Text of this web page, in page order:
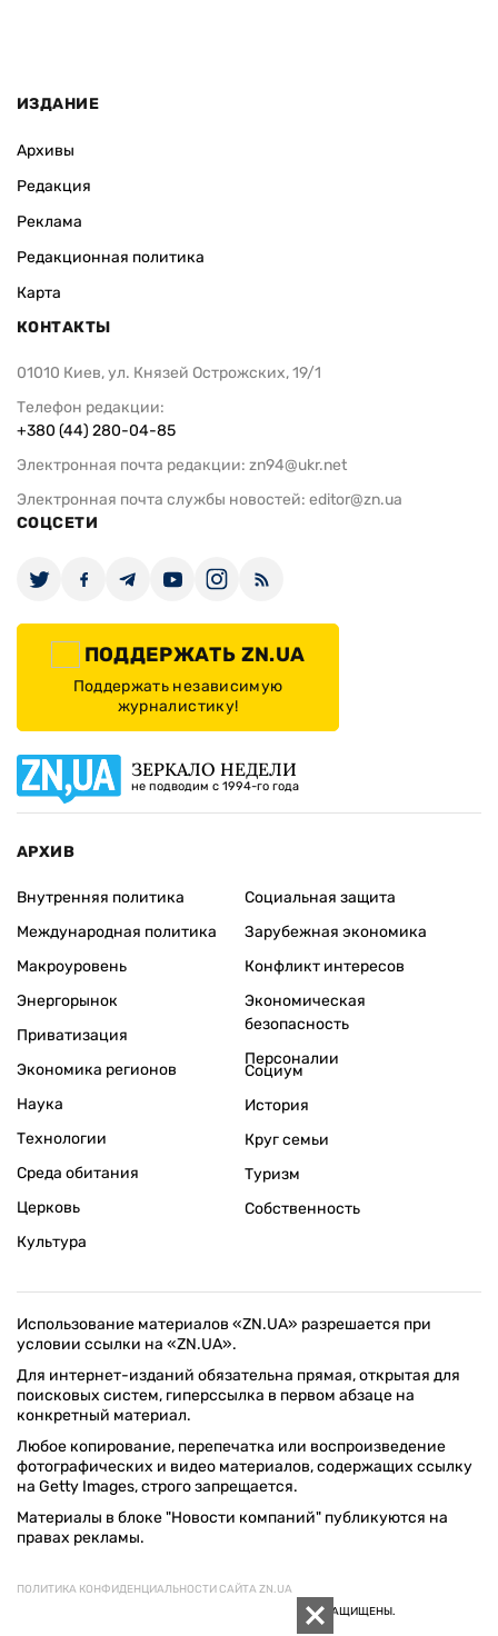
ИЗДАНИЕ
Архивы
Редакция
Реклама
Редакционная политика
Карта
КОНТАКТЫ
01010 Киев, ул. Князей Острожских, 19/1
Телефон редакции:
+380 (44) 280-04-85
Электронная почта редакции: zn94@ukr.net
Электронная почта службы новостей: editor@zn.ua
СОЦСЕТИ
ПОДДЕРЖАТЬ ZN.UA
Поддержать независимую
журналистику!
ЗЕРКАЛО НЕДЕЛИ
не подводим с 1994-го года
АРХИВ
Внутренняя политика
Международная политика
Макроуровень
Энергорынок
Приватизация
Экономика регионов
Социальная защита
Зарубежная экономика
Конфликт интересов
Экономическая
безопасность
Персоналии
Наука
Технологии
Среда обитания
Церковь
Культура
Социум
История
Круг семьи
Туризм
Собственность
Использование материалов «ZN.UA» разрешается при
условии ссылки на «ZN.UA».
Для интернет-изданий обязательна прямая, открытая для
поисковых систем, гиперссылка в первом абзаце на
конкретный материал.
Любое копирование, перепечатка или воспроизведение
фотографических и видео материалов, содержащих ссылку
на Getty Images, строго запрещается.
Материалы в блоке "Новости компаний" публикуются на
правах рекламы.
ПОЛИТИКА КОНФИДЕНЦИАЛЬНОСТИ САЙТА ZN.UA
© 1994–2026 «ЗЕРКАЛО НЕДЕЛИ. УКРАИНА». ВСЕ ПРАВА ЗАЩИЩЕНЫ.